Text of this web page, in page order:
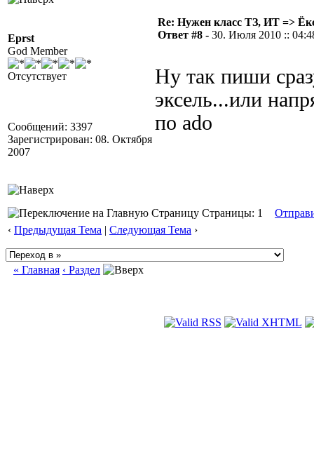
Eprst
God Member
Отсутствует
Сообщений: 3397
Зарегистрирован: 08. Октября
2007
Re: Нужен класс ТЗ, ИТ =>
Ответ #8 - 30. Июля 2010 ::
Ну так пиши
эксель...или
по ado
Страницы: 1
‹ Предыдущая Тема | Следующая Тема ›
« Главная ‹ Раздел